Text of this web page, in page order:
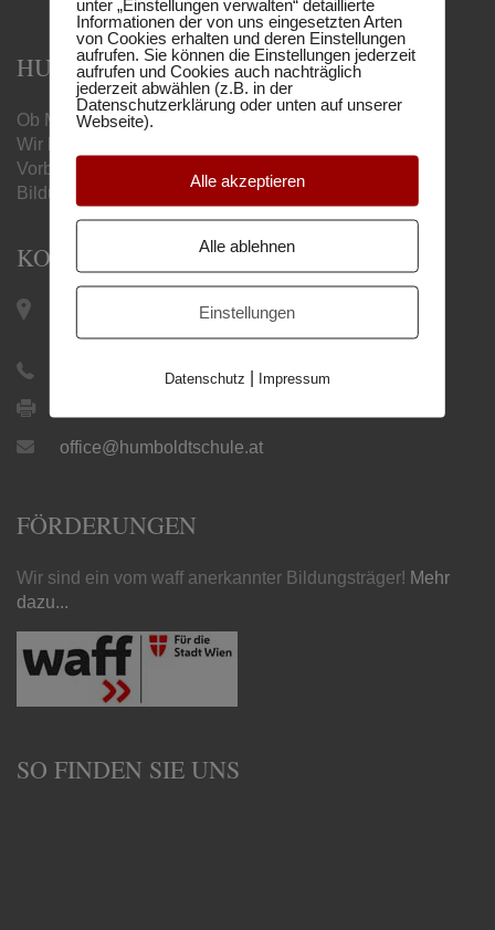
HUMBOLDT MATURA-SCHULE
Ob Matura, Handelsschule oder Berufsreifeprüfung –
Wir begleiten Sie mit unseren online
Vorbereitungslehrgängen zum gewünschten
Bildungsabschluss.
KONTAKT
Keplerplatz 12 / Top 19 |
+43 1 505 27 21
office@humboldtschule.at
FÖRDERUNGEN
Wir sind ein vom waff anerkannter Bildungsträger! Mehr
dazu...
SO FINDEN SIE UNS
unter „Einstellungen verwalten“ detaillierte
Informationen der von uns eingesetzten Arten
von Cookies erhalten und deren Einstellungen
aufrufen. Sie können die Einstellungen jederzeit
aufrufen und Cookies auch nachträglich
jederzeit abwählen (z.B. in der
Datenschutzerklärung oder unten auf unserer
Webseite).
Alle akzeptieren
Alle ablehnen
Einstellungen
Datenschutz | Impressum